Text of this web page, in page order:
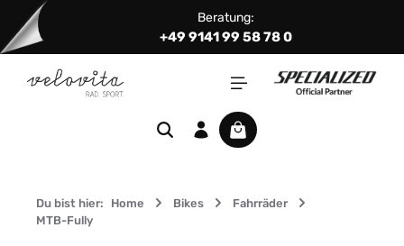
Zum Hauptinhalt springen Beratung:
+49 9141 99 58 78 0
Warenkorb enthält 0
Du bist hier: Home Bikes
Fahrräder
MTB-Fully